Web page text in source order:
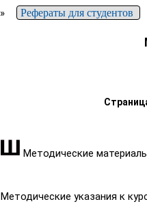
» Рефераты для студентов
Методические
Методические указания к